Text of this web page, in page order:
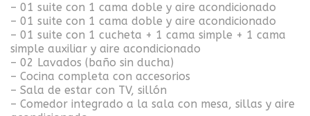
– 01 suite con 1 cama doble y aire acondicionado
– 01 suite con 1 cama doble y aire acondicionado
– 01 suite con 1 cucheta + 1 cama simple + 1 cama
simple auxiliar y aire acondicionado
– 02 Lavados (baño sin ducha)
– Cocina completa con accesorios
– Sala de estar con TV, sillón
– Comedor integrado a la sala con mesa, sillas y aire